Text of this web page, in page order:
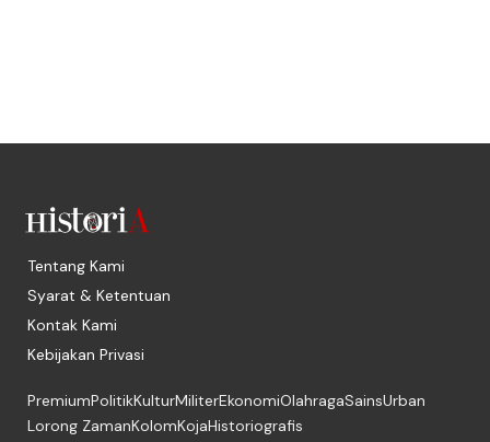
Tentang Kami
Syarat & Ketentuan
Kontak Kami
Kebijakan Privasi
PremiumPolitikKulturMiliterEkonomiOlahragaSainsUrban
Lorong ZamanKolomKojaHistoriografis